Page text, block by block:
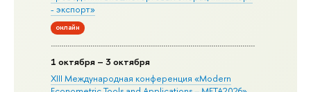
- экспорт»
онлайн
1 октября – 3 октября
XIII Международная конференция «Modern